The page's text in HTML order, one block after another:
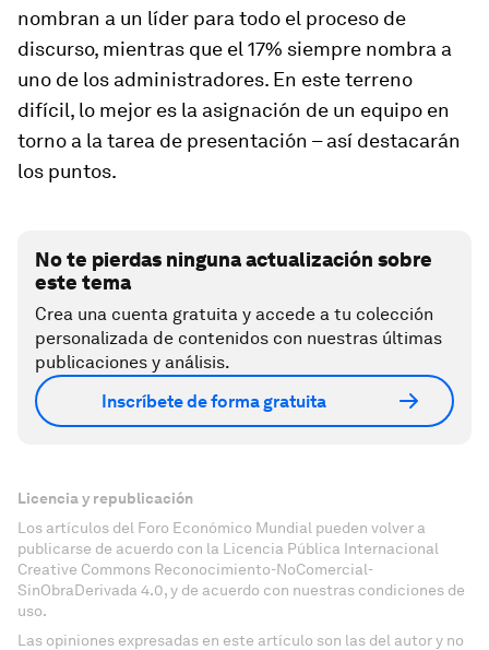
nombran a un líder para todo el proceso de
discurso, mientras que el 17% siempre nombra a
uno de los administradores. En este terreno
difícil, lo mejor es la asignación de un equipo en
torno a la tarea de presentación – así destacarán
los puntos.
No te pierdas ninguna actualización sobre
este tema
Crea una cuenta gratuita y accede a tu colección
personalizada de contenidos con nuestras últimas
publicaciones y análisis.
Inscríbete de forma gratuita
Licencia y republicación
Los artículos del Foro Económico Mundial pueden volver a
publicarse de acuerdo con la Licencia Pública Internacional
Creative Commons Reconocimiento-NoComercial-
SinObraDerivada 4.0, y de acuerdo con nuestras condiciones de
uso.
Las opiniones expresadas en este artículo son las del autor y no